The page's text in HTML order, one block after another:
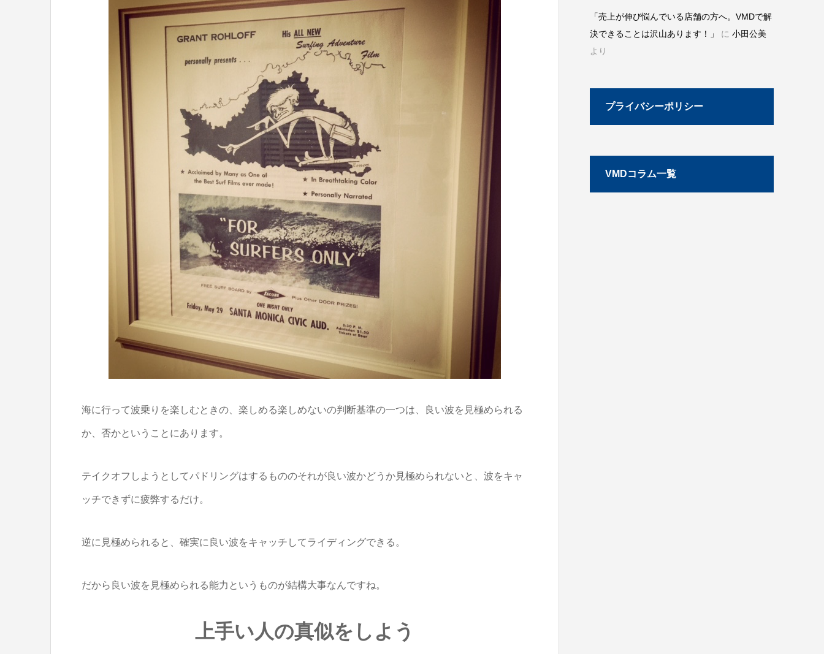
海に行って波乗りを楽しむときの、楽しめる楽しめないの判断基準の一つは、良い波を見極められる
か、否かということにあります。
テイクオフしようとしてパドリングはするもののそれが良い波かどうか見極められないと、波をキャ
ッチできずに疲弊するだけ。
逆に見極められると、確実に良い波をキャッチしてライディングできる。
だから良い波を見極められる能力というものが結構大事なんですね。
上手い人の真似をしよう
「売上が伸び悩んでいる店舗の方へ。VMDで解
決できることは沢山あります！」
に 小田公美
より
プライバシーポリシー
VMDコラム一覧